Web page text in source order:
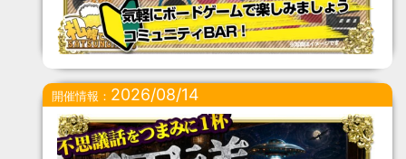
開催情報： 2026/08/14